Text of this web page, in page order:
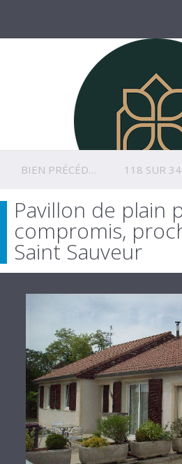
BIEN PRÉCÉDENT 118 SUR
Pavillon de plain
compromis,
Saint Sauveur